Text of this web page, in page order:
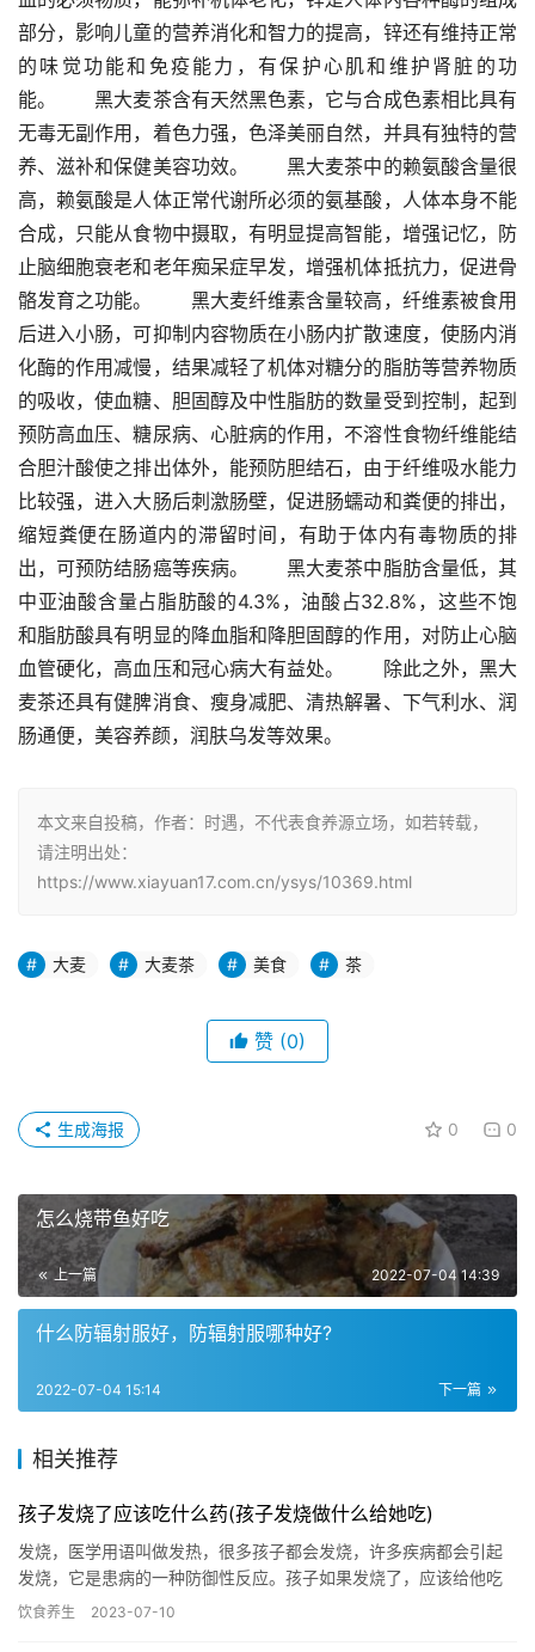
部分，影响儿童的营养消化和智力的提高，锌还有维持正常
的味觉功能和免疫能力，有保护心肌和维护肾脏的功
能。　　黑大麦茶含有天然黑色素，它与合成色素相比具有
无毒无副作用，着色力强，色泽美丽自然，并具有独特的营
养、滋补和保健美容功效。　　黑大麦茶中的赖氨酸含量很
高，赖氨酸是人体正常代谢所必须的氨基酸，人体本身不能
合成，只能从食物中摄取，有明显提高智能，增强记忆，防
止脑细胞衰老和老年痴呆症早发，增强机体抵抗力，促进骨
骼发育之功能。　　黑大麦纤维素含量较高，纤维素被食用
后进入小肠，可抑制内容物质在小肠内扩散速度，使肠内消
化酶的作用减慢，结果减轻了机体对糖分的脂肪等营养物质
的吸收，使血糖、胆固醇及中性脂肪的数量受到控制，起到
预防高血压、糖尿病、心脏病的作用，不溶性食物纤维能结
合胆汁酸使之排出体外，能预防胆结石，由于纤维吸水能力
比较强，进入大肠后刺激肠壁，促进肠蠕动和粪便的排出，
缩短粪便在肠道内的滞留时间，有助于体内有毒物质的排
出，可预防结肠癌等疾病。　　黑大麦茶中脂肪含量低，其
中亚油酸含量占脂肪酸的4.3%，油酸占32.8%，这些不饱
和脂肪酸具有明显的降血脂和降胆固醇的作用，对防止心脑
血管硬化，高血压和冠心病大有益处。　　除此之外，黑大
麦茶还具有健脾消食、瘦身减肥、清热解暑、下气利水、润
肠通便，美容养颜，润肤乌发等效果。
本文来自投稿，作者：时遇，不代表食养源立场，如若转载，
请注明出处：
https://www.xiayuan17.com.cn/ysys/10369.html
大麦 大麦茶 美食 茶
赞 (0)
0 0
生成海报
怎么烧带鱼好吃
上一篇 2022-07-04 14:39
什么防辐射服好，防辐射服哪种好?
下一篇
2022-07-04 15:14
相关推荐
孩子发烧了应该吃什么药(孩子发烧做什么给她吃)
发烧，医学用语叫做发热，很多孩子都会发烧，许多疾病都会引起
发烧，它是患病的一种防御性反应。孩子如果发烧了，应该给他吃
什么呢？ 发烧时的饮食以流质、半流质为主 大一些的孩子如果发烧
饮食养生 2023-07-10